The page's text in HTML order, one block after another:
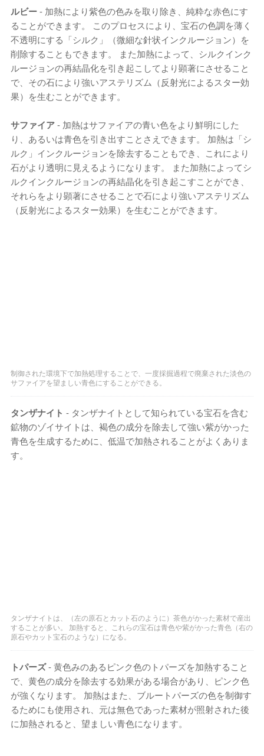
ルビー - 加熱により紫色の色みを取り除き、純粋な赤色にす
ることができます。 このプロセスにより、宝石の色調を薄く
不透明にする「シルク」（微細な針状インクルージョン）を
削除することもできます。 また加熱によって、シルクインク
ルージョンの再結晶化を引き起こしてより顕著にさせること
で、その石により強いアステリズム（反射光によるスター効
果）を生むことができます。
サファイア - 加熱はサファイアの青い色をより鮮明にした
り、あるいは青色を引き出すことさえできます。 加熱は「シ
ルク」インクルージョンを除去することもでき、これにより
石がより透明に見えるようになります。 また加熱によってシ
ルクインクルージョンの再結晶化を引き起こすことができ、
それらをより顕著にさせることで石により強いアステリズム
（反射光によるスター効果）を生むことができます。
制御された環境下で加熱処理することで、一度採掘過程で廃棄された淡色の
サファイアを望ましい青色にすることができる。
タンザナイト - タンザナイトとして知られている宝石を含む
鉱物のゾイサイトは、褐色の成分を除去して強い紫がかった
青色を生成するために、低温で加熱されることがよくありま
す。
タンザナイトは、（左の原石とカット石のように）茶色がかった素材で産出
することが多い。 加熱すると、これらの宝石は青色や紫がかった青色（右の
原石やカット宝石のような）になる。
トパーズ- 黄色みのあるピンク色のトパーズを加熱すること
で、黄色の成分を除去する効果がある場合があり、ピンク色
が強くなります。 加熱はまた、ブルートパーズの色を制御す
るためにも使用され、元は無色であった素材が照射された後
に加熱されると、望ましい青色になります。